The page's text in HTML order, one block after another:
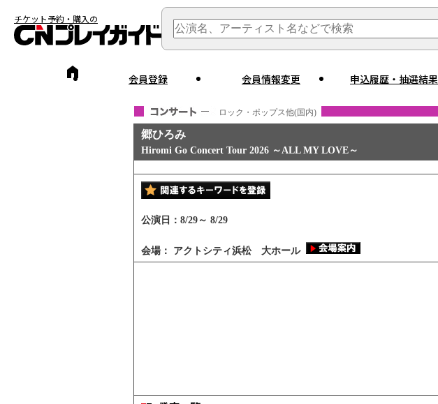
チケット予約・購入の
会員登録 会員情報変更 申込履歴・抽選結果
ロック・ポップス他(国内)
郷ひろみ
Hiromi Go Concert Tour 2026 ～ALL MY LOVE～
公演日： 8/29 ～ 8/29
会場： アクトシティ浜松 大ホール